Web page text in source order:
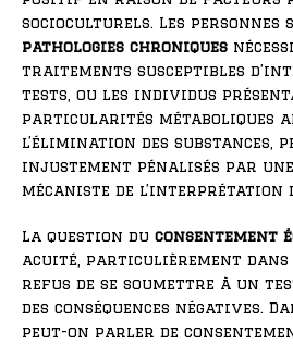
socioculturels. Les
pathologies chroniques
traitements susceptibles
tests, ou les individus
particularités métaboliques
l’élimination des substances,
injustement pénalisés par
mécaniste de l’interprétation
La question du consentement
acuité, particulièrement dans
refus de se soumettre à un
des conséquences négatives.
peut-on parler de